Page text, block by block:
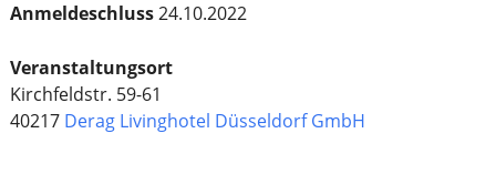
Anmeldeschluss24.10.2022
Veranstaltungsort
Kirchfeldstr. 59-61
40217 Derag Livinghotel Düsseldorf GmbH